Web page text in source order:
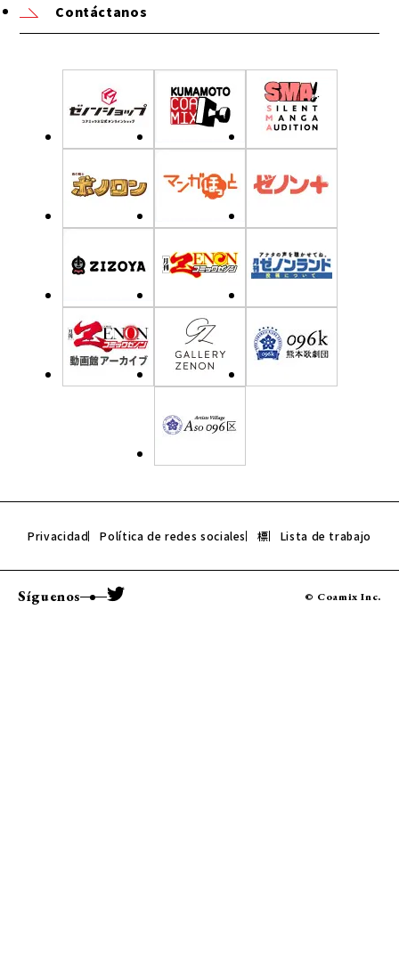
Contáctanos
Privacidad Política de redes sociales 標 Lista de trabajo
Síguenos © Coamix Inc.